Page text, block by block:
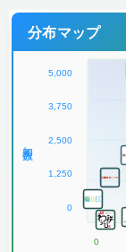
分布マップ
5,000
3,750
2,500
1,250
0
0